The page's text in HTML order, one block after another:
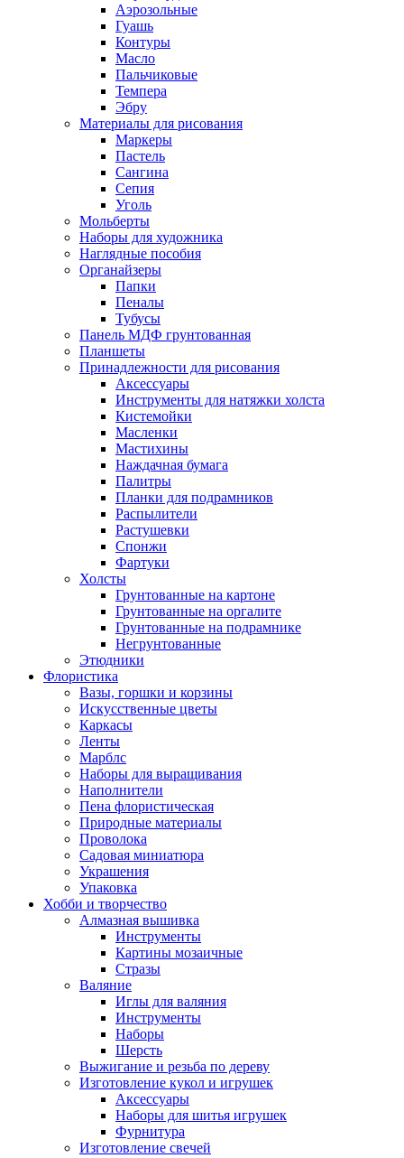
Аэрозольные
Гуашь
Контуры
Масло
Пальчиковые
Темпера
Эбру
Материалы для рисования
Маркеры
Пастель
Сангина
Сепия
Уголь
Мольберты
Наборы для художника
Наглядные пособия
Органайзеры
Папки
Пеналы
Тубусы
Панель МДФ грунтованная
Планшеты
Принадлежности для рисования
Аксессуары
Инструменты для натяжки холста
Кистемойки
Масленки
Мастихины
Наждачная бумага
Палитры
Планки для подрамников
Распылители
Растушевки
Спонжи
Фартуки
Холсты
Грунтованные на картоне
Грунтованные на оргалите
Грунтованные на подрамнике
Негрунтованные
Этюдники
Флористика
Вазы, горшки и корзины
Искусственные цветы
Каркасы
Ленты
Марблс
Наборы для выращивания
Наполнители
Пена флористическая
Природные материалы
Проволока
Садовая миниатюра
Украшения
Упаковка
Хобби и творчество
Алмазная вышивка
Инструменты
Картины мозаичные
Стразы
Валяние
Иглы для валяния
Инструменты
Наборы
Шерсть
Выжигание и резьба по дереву
Изготовление кукол и игрушек
Аксессуары
Наборы для шитья игрушек
Фурнитура
Изготовление свечей